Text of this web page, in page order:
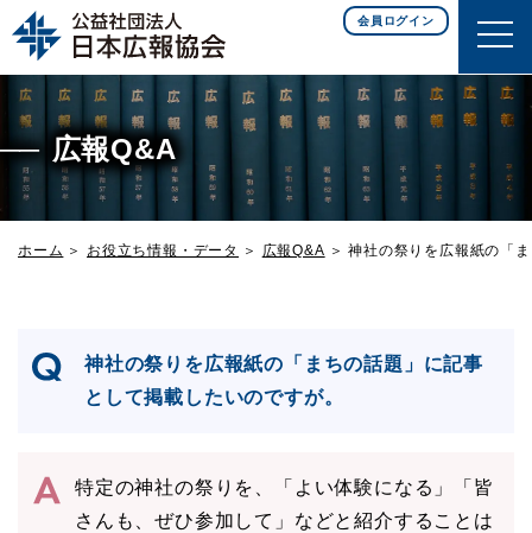
このページの本文へ移動
会員ログイン
広報Q&A
ホーム お役立ち情報・データ 広報Q&A 神社の祭りを広報紙の「
神社の祭りを広報紙の「まちの話題」に記事
として掲載したいのですが。
特定の神社の祭りを、「よい体験になる」「皆
さんも、ぜひ参加して」などと紹介することは